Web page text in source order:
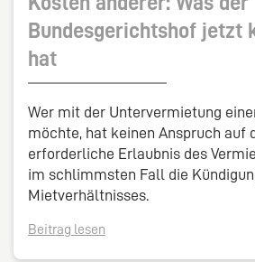
Bundesgerichtshof jetzt
hat
Wer mit der Untervermietung
möchte, hat keinen Anspruch auf
erforderliche Erlaubnis des
im schlimmsten Fall die
Mietverhältnisses.
Beitrag lesen